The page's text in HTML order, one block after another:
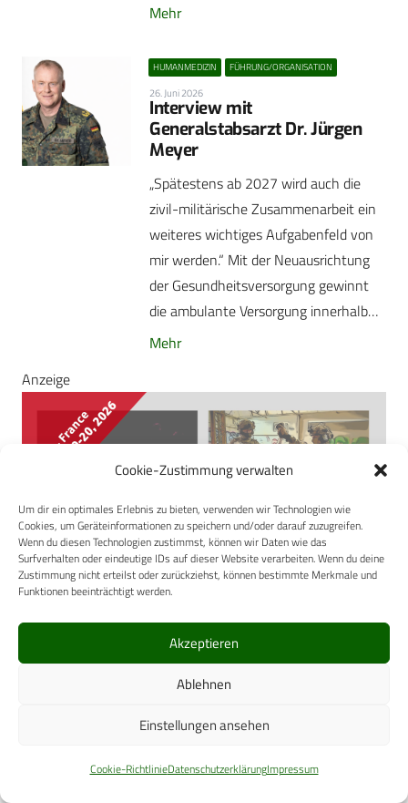
Cookie-Zustimmung verwalten
Um dir ein optimales Erlebnis zu bieten, verwenden wir Technologien wie
Cookies, um Geräteinformationen zu speichern und/oder darauf zuzugreifen.
Wenn du diesen Technologien zustimmst, können wir Daten wie das
Surfverhalten oder eindeutige IDs auf dieser Website verarbeiten. Wenn du deine
Zustimmung nicht erteilst oder zurückziehst, können bestimmte Merkmale und
Funktionen beeinträchtigt werden.
Akzeptieren
Ablehnen
Einstellungen ansehen
Cookie-RichtlinieDatenschutzerklärungImpressum
Mehr
HUMANMEDIZIN FÜHRUNG/ORGANISATION
26. Juni 2026
Interview mit
Generalstabsarzt Dr. Jürgen
Meyer
„Spätestens ab 2027 wird auch die
zivil-militärische Zusammenarbeit ein
weiteres wichtiges Aufgabenfeld von
mir werden.“ Mit der Neuausrichtung
der Gesundheitsversorgung gewinnt
die ambulante Versorgung innerhalb…
Mehr
Anzeige